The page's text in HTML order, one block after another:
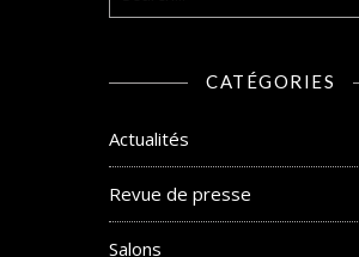
CATÉGORIES
Actualités
Revue de presse
Salons